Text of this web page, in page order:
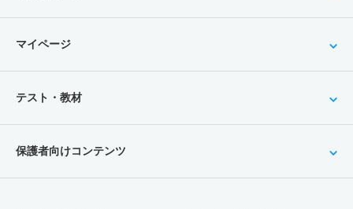
マイページ
テスト・教材
保護者向けコンテンツ